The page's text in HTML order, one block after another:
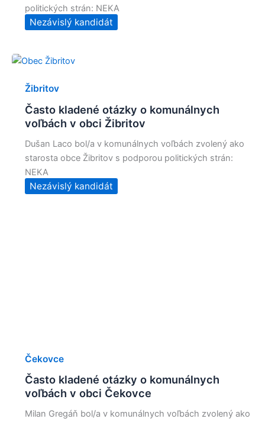
politických strán: NEKA
Nezávislý kandidát
Žibritov
Často kladené otázky o komunálnych
voľbách v obci Žibritov
Dušan Laco bol/a v komunálnych voľbách zvolený ako
starosta obce Žibritov s podporou politických strán:
NEKA
Nezávislý kandidát
Čekovce
Často kladené otázky o komunálnych
voľbách v obci Čekovce
Milan Gregáň bol/a v komunálnych voľbách zvolený ako